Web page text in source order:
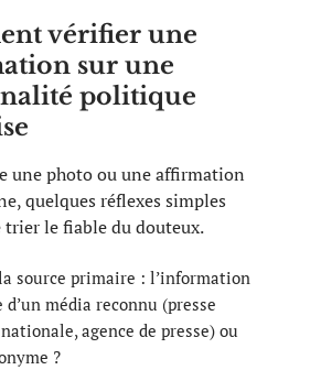
vérifier une
sur une
politique
une photo ou une affirmation
quelques réflexes simples
le fiable du douteux.
source primaire : l’information
média reconnu (presse
agence de presse) ou
?